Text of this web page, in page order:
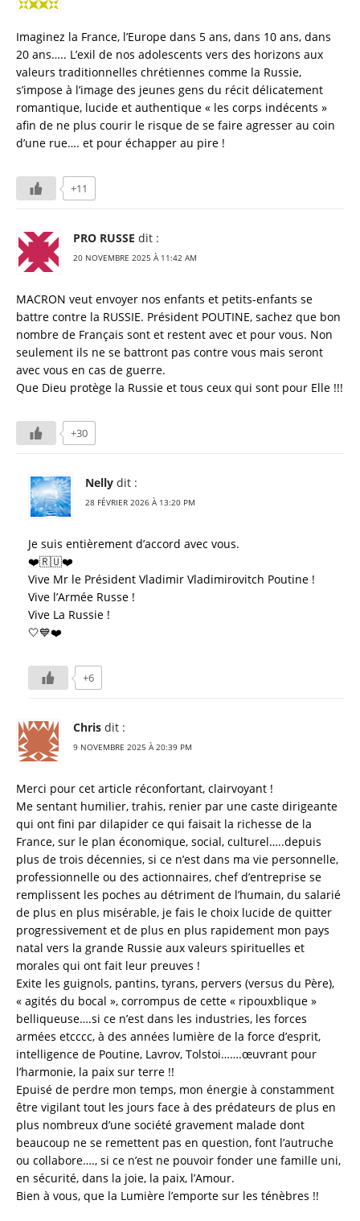
Imaginez la France, l’Europe dans 5 ans, dans 10 ans, dans
20 ans….. L’exil de nos adolescents vers des horizons aux
valeurs traditionnelles chrétiennes comme la Russie,
s’impose à l’image des jeunes gens du récit délicatement
romantique, lucide et authentique « les corps indécents »
afin de ne plus courir le risque de se faire agresser au coin
d’une rue…. et pour échapper au pire !
+11
PRO RUSSE dit :
20 NOVEMBRE 2025 À 11:42 AM
MACRON veut envoyer nos enfants et petits-enfants se
battre contre la RUSSIE. Président POUTINE, sachez que bon
nombre de Français sont et restent avec et pour vous. Non
seulement ils ne se battront pas contre vous mais seront
avec vous en cas de guerre.
Que Dieu protège la Russie et tous ceux qui sont pour Elle !!!
+30
Nelly dit :
28 FÉVRIER 2026 À 13:20 PM
Je suis entièrement d’accord avec vous.
❤️🇷🇺❤️
Vive Mr le Président Vladimir Vladimirovitch Poutine !
Vive l’Armée Russe !
Vive La Russie !
🤍💙❤️
+6
Chris dit :
9 NOVEMBRE 2025 À 20:39 PM
Merci pour cet article réconfortant, clairvoyant !
Me sentant humilier, trahis, renier par une caste dirigeante
qui ont fini par dilapider ce qui faisait la richesse de la
France, sur le plan économique, social, culturel…..depuis
plus de trois décennies, si ce n’est dans ma vie personnelle,
professionnelle ou des actionnaires, chef d’entreprise se
remplissent les poches au détriment de l’humain, du salarié
de plus en plus misérable, je fais le choix lucide de quitter
progressivement et de plus en plus rapidement mon pays
natal vers la grande Russie aux valeurs spirituelles et
morales qui ont fait leur preuves !
Exite les guignols, pantins, tyrans, pervers (versus du Père),
« agités du bocal », corrompus de cette « ripouxblique »
belliqueuse….si ce n’est dans les industries, les forces
armées etcccc, à des années lumière de la force d’esprit,
intelligence de Poutine, Lavrov, Tolstoi…….œuvrant pour
l’harmonie, la paix sur terre !!
Epuisé de perdre mon temps, mon énergie à constamment
être vigilant tout les jours face à des prédateurs de plus en
plus nombreux d’une société gravement malade dont
beaucoup ne se remettent pas en question, font l’autruche
ou collabore…., si ce n’est ne pouvoir fonder une famille uni,
en sécurité, dans la joie, la paix, l’Amour.
Bien à vous, que la Lumière l’emporte sur les ténèbres !!